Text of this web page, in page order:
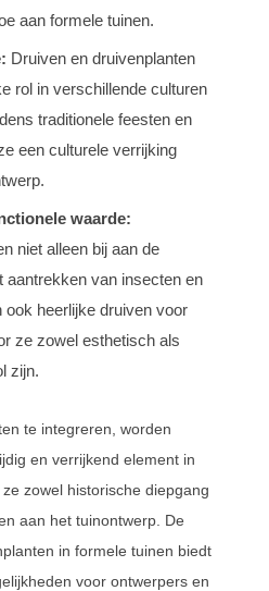
aan formele tuinen.
Druiven en druivenplanten
rol in verschillende culturen
traditionele feesten en
een culturele verrijking
waarde:
niet alleen bij aan de
aantrekken van insecten en
heerlijke druiven voor
ze zowel esthetisch als
zijn.
te integreren, worden
en verrijkend element in
zowel historische diepgang
aan het tuinontwerp. De
in formele tuinen biedt
voor ontwerpers en